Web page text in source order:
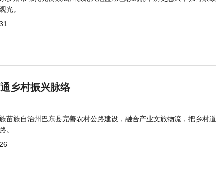
光。
乡村振兴脉络
苗族自治州巴东县完善农村公路建设，融合产业文旅物流，把乡村
。